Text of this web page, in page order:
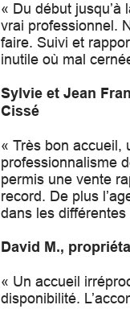
« Du début
vrai professionnel.
faire. Suivi et
inutile où mal
Sylvie et Jean
Cissé
« Très bon accueil,
professionnalisme
permis une vente
record. De plus
dans les
David M.,
« Un accueil
disponibilité.